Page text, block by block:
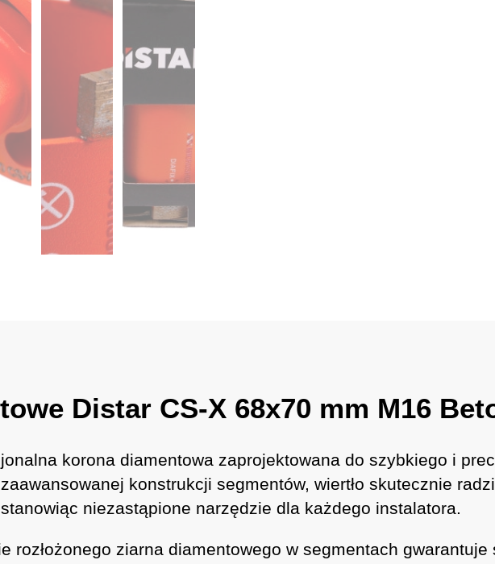
Distar CS-X 68x70 mm M16
korona diamentowa zaprojektowana do szybkiego i
konstrukcji segmentów, wiertło skutecznie
niezastąpione narzędzie dla każdego instalatora.
rozłożonego ziarna diamentowego w segmentach